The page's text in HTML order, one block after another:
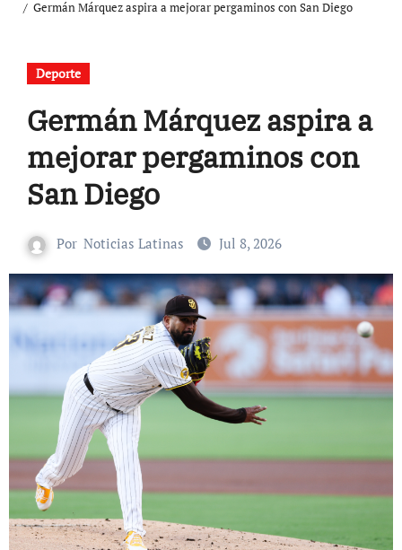
Germán Márquez aspira a mejorar pergaminos con San Diego
Deporte
Germán Márquez aspira a
mejorar pergaminos con
San Diego
Por Noticias Latinas Jul 8, 2026